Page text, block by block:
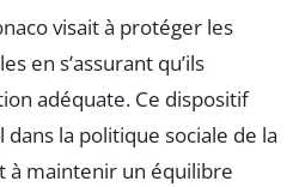
visait à protéger les
en s’assurant qu’ils
adéquate. Ce dispositif
la politique sociale de la
à maintenir un équilibre